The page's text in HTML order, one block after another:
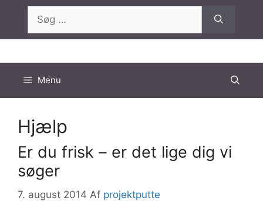
indhold
efter:
Menu
Hjælp
Er du frisk – er det lige dig vi
søger
7. august 2014 Af projektputte